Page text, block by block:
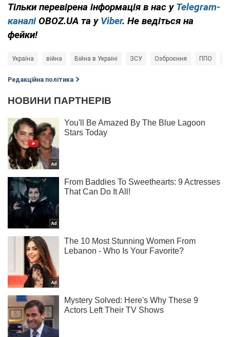
Тільки перевірена інформація в нас у Telegram-
каналі OBOZ.UA та у Viber. Не ведіться на
фейки!
Україна війна Війна в Україні ЗСУ Озброєння ППО
Редакційна політика